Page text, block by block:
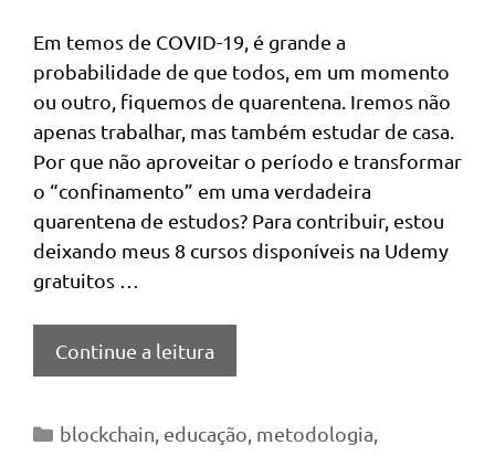
Em temos de COVID-19, é grande a
probabilidade de que todos, em um momento
ou outro, fiquemos de quarentena. Iremos não
apenas trabalhar, mas também estudar de casa.
Por que não aproveitar o período e transformar
o “confinamento” em uma verdadeira
quarentena de estudos? Para contribuir, estou
deixando meus 8 cursos disponíveis na Udemy
gratuitos …
Continue a leitura
Categorias
blockchain, educação, metodologia,